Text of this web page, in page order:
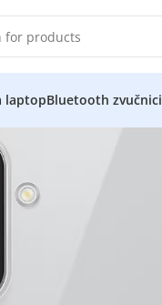
laptopBluetooth zvučnici